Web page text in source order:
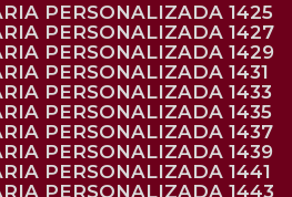
PERSONALIZADA 1425
PERSONALIZADA 1427
PERSONALIZADA 1429
PERSONALIZADA 1431
PERSONALIZADA 1433
PERSONALIZADA 1435
PERSONALIZADA 1437
PERSONALIZADA 1439
PERSONALIZADA 1441
PERSONALIZADA 1443